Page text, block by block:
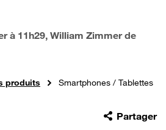
à 11h29, William Zimmer de
produits Smartphones / Tablettes
Partager